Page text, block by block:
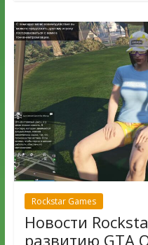
Rockstar Games
Новости
развитию GTA